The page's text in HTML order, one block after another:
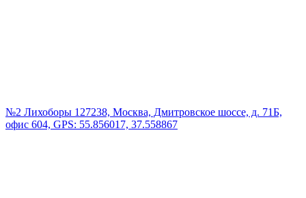
№2 Лихоборы 127238, Москва, Дмитровское шоссе, д. 71Б,
офис 604, GPS: 55.856017, 37.558867